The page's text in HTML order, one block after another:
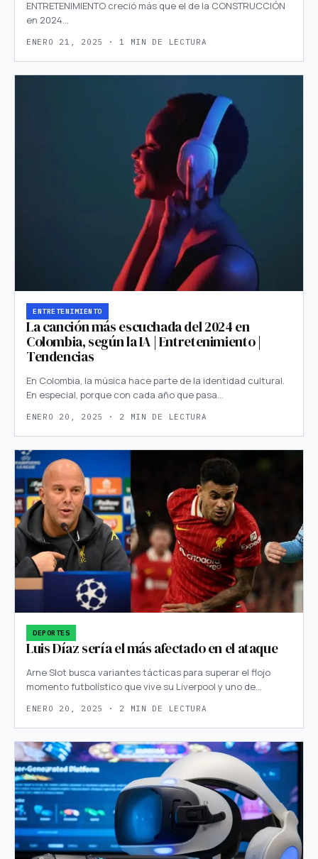
ENTRETENIMIENTO creció más que el de la CONSTRUCCIÓN
en 2024…
ENERO 21, 2025 · 1 MIN DE LECTURA
ENTRETENIMIENTO
La canción más escuchada del 2024 en
Colombia, según la IA | Entretenimiento |
Tendencias
En Colombia, la música hace parte de la identidad cultural.
En especial, porque con cada año que pasa…
ENERO 20, 2025 · 2 MIN DE LECTURA
DEPORTES
Luis Díaz sería el más afectado en el ataque
Arne Slot busca variantes tácticas para superar el flojo
momento futbolístico que vive su Liverpool y uno de…
ENERO 20, 2025 · 2 MIN DE LECTURA